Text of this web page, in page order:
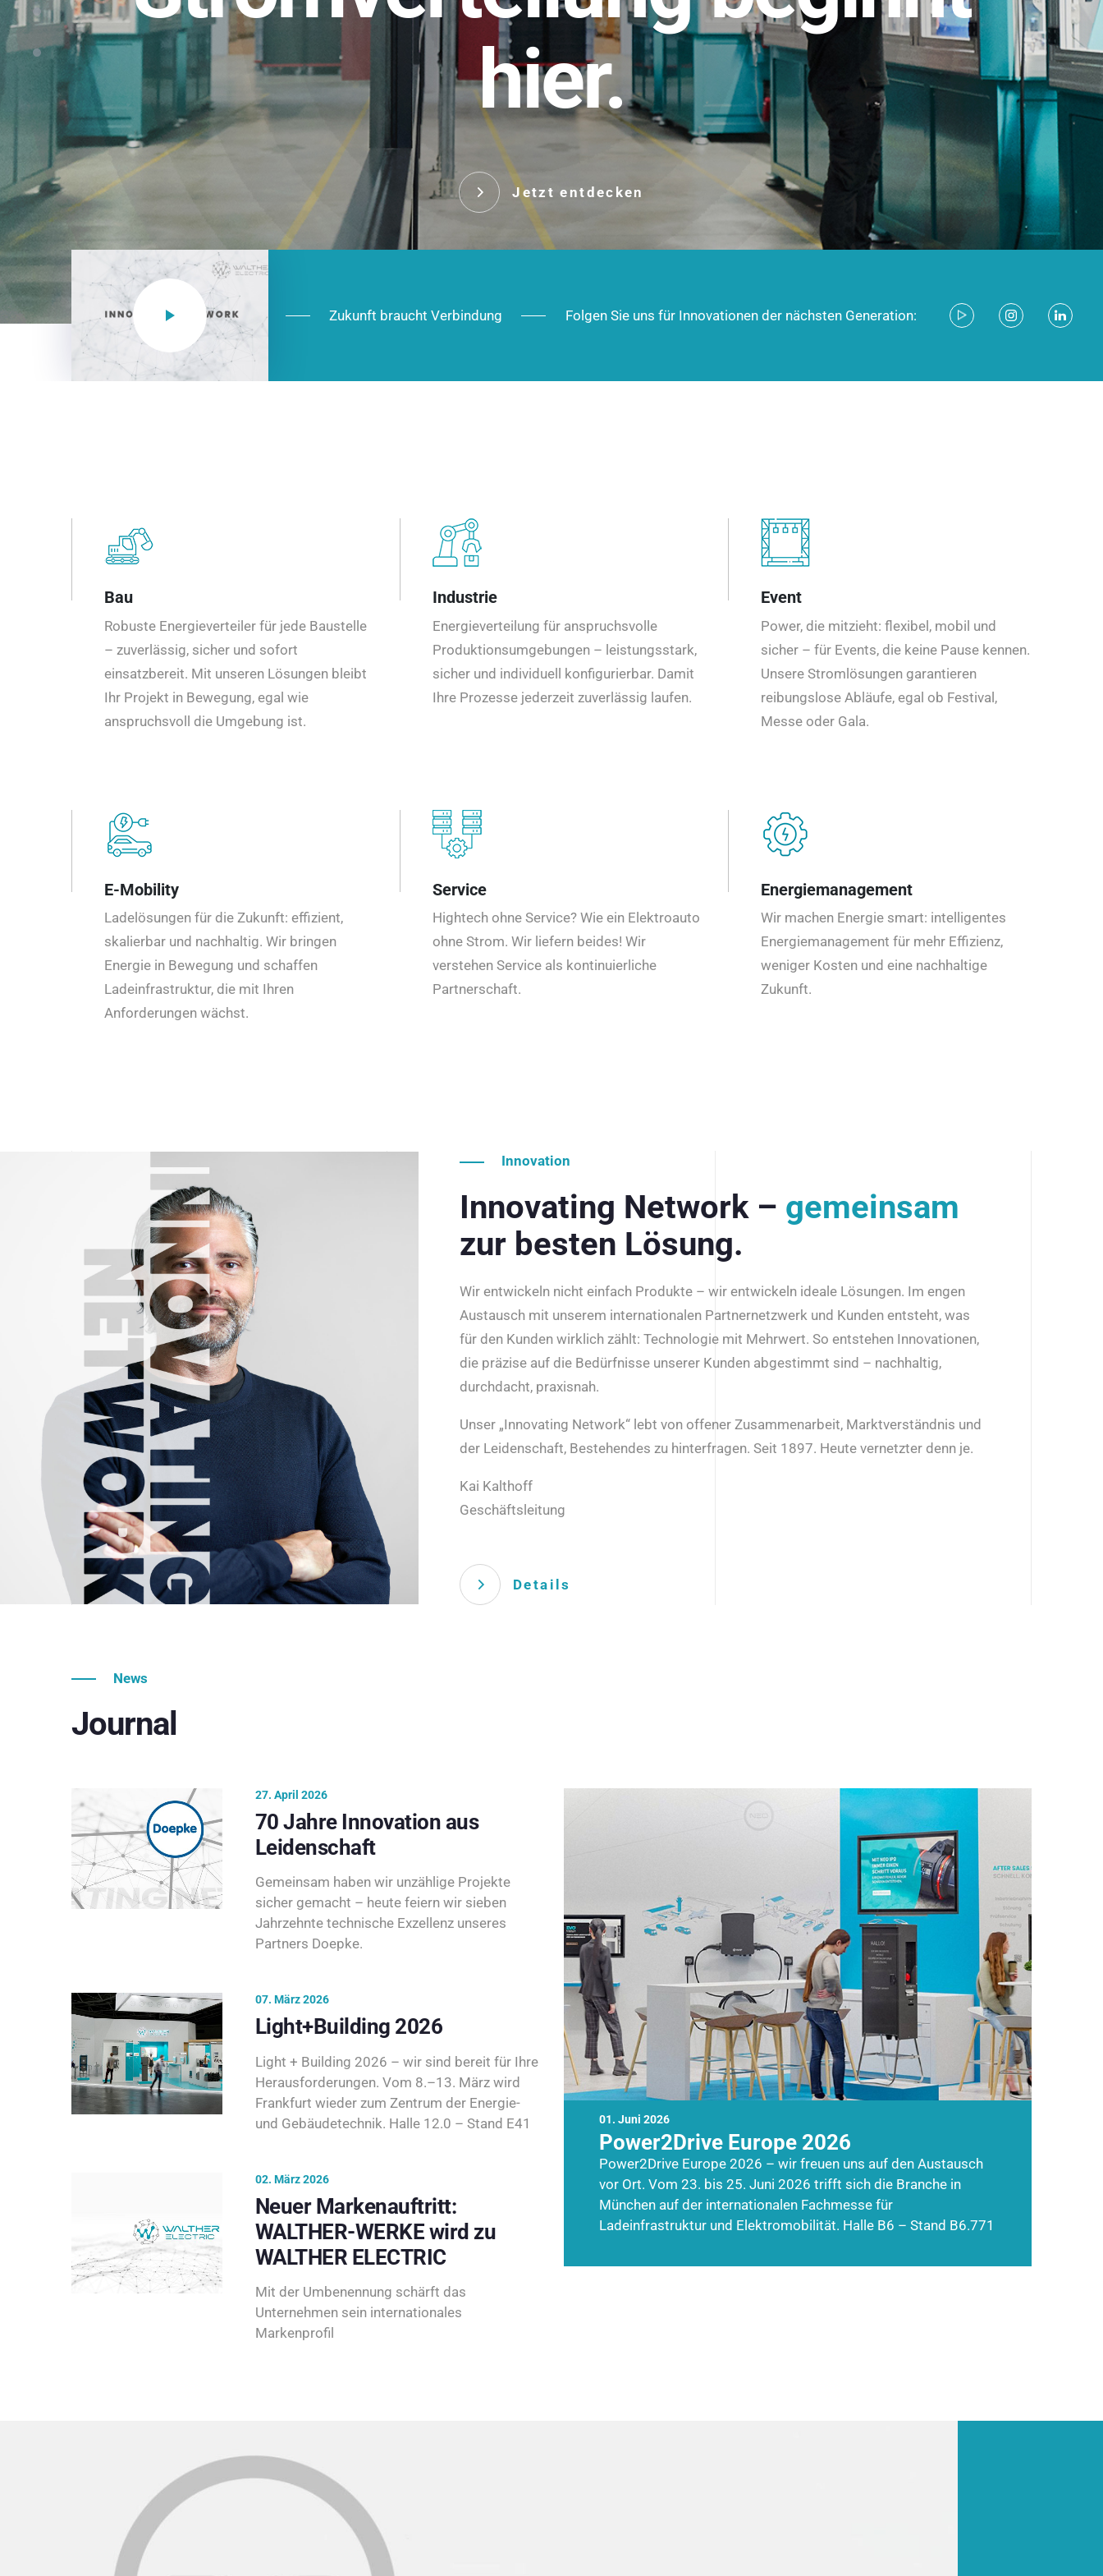
hier.
Jetzt entdecken
NEO CEE: Energieverteilung mit System. Robust im Alltag,
effizient in der Installation, zukunftsfähig im Ausbau.
Das innovative Stecksystem für industrielle Anwendungen –
robust, IP-geschützt und zukunftsfähig.
Jetzt entdecken
Zukunft braucht Verbindung Folgen Sie uns für Innovationen der nächsten Generation:
Bau
Robuste Energieverteiler für jede Baustelle
– zuverlässig, sicher und sofort
einsatzbereit. Mit unseren Lösungen bleibt
Ihr Projekt in Bewegung, egal wie
anspruchsvoll die Umgebung ist.
Industrie
Energieverteilung für anspruchsvolle
Produktionsumgebungen – leistungsstark,
sicher und individuell konfigurierbar. Damit
Ihre Prozesse jederzeit zuverlässig laufen.
Event
Power, die mitzieht: flexibel, mobil und
sicher – für Events, die keine Pause kennen.
Unsere Stromlösungen garantieren
reibungslose Abläufe, egal ob Festival,
Messe oder Gala.
E-Mobility
Ladelösungen für die Zukunft: effizient,
skalierbar und nachhaltig. Wir bringen
Energie in Bewegung und schaffen
Ladeinfrastruktur, die mit Ihren
Anforderungen wächst.
Service
Hightech ohne Service? Wie ein Elektroauto
ohne Strom. Wir liefern beides! Wir
verstehen Service als kontinuierliche
Partnerschaft.
Energiemanagement
Wir machen Energie smart: intelligentes
Energiemanagement für mehr Effizienz,
weniger Kosten und eine nachhaltige
Zukunft.
Innovation
Innovating Network – gemeinsam
zur besten Lösung.
Wir entwickeln nicht einfach Produkte – wir entwickeln ideale Lösungen. Im engen
Austausch mit unserem internationalen Partnernetzwerk und Kunden entsteht, was
für den Kunden wirklich zählt: Technologie mit Mehrwert. So entstehen Innovationen,
die präzise auf die Bedürfnisse unserer Kunden abgestimmt sind – nachhaltig,
durchdacht, praxisnah.
Unser „Innovating Network“ lebt von offener Zusammenarbeit, Marktverständnis und
der Leidenschaft, Bestehendes zu hinterfragen. Seit 1897. Heute vernetzter denn je.
Kai Kalthoff
Geschäftsleitung
Details
News
Journal
01. Juni 2026
Power2Drive Europe 2026
Power2Drive Europe 2026 – wir freuen uns auf den Austausch
vor Ort. Vom 23. bis 25. Juni 2026 trifft sich die Branche in
München auf der internationalen Fachmesse für
Ladeinfrastruktur und Elektromobilität. Halle B6 – Stand B6.771
27. April 2026
70 Jahre Innovation aus
Leidenschaft
Gemeinsam haben wir unzählige Projekte
sicher gemacht – heute feiern wir sieben
Jahrzehnte technische Exzellenz unseres
Partners Doepke.
07. März 2026
Light+Building 2026
Light + Building 2026 – wir sind bereit für Ihre
Herausforderungen. Vom 8.–13. März wird
Frankfurt wieder zum Zentrum der Energie-
und Gebäudetechnik. Halle 12.0 – Stand E41
02. März 2026
Neuer Markenauftritt:
WALTHER-WERKE wird zu
WALTHER ELECTRIC
Mit der Umbenennung schärft das
Unternehmen sein internationales
Markenprofil